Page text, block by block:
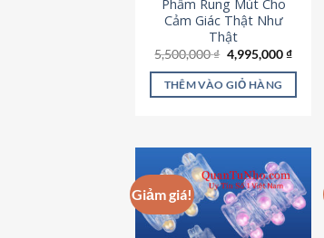
Phẩm Rung Mút Cho
Cảm Giác Thật Như
Thật
5,500,000₫ Giá
gốc
là:
5,500,000 ₫.
4,995,000₫Giá
tại
THÊM VÀO GIỎ HÀNG
Giảm giá!